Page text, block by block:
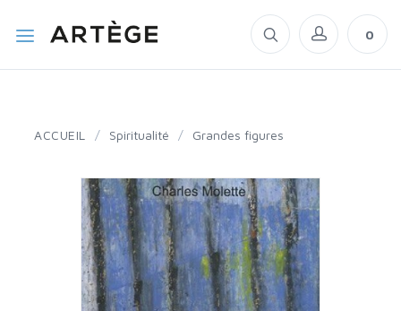
0
ACCUEIL / Spiritualité / Grandes figures